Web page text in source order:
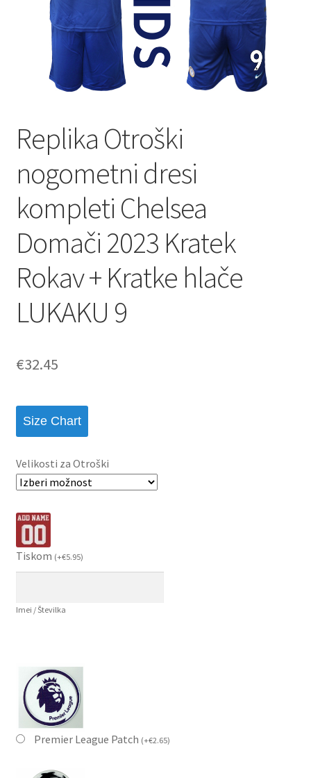
Replika Otroški
nogometni dresi
kompleti Chelsea
Domači 2023 Kratek
Rokav + Kratke hlače
LUKAKU 9
€32.45
Size Chart
Velikosti za Otroški
Tiskom (+€5.95)
Imei / Številka
Premier League Patch (+€2.65)